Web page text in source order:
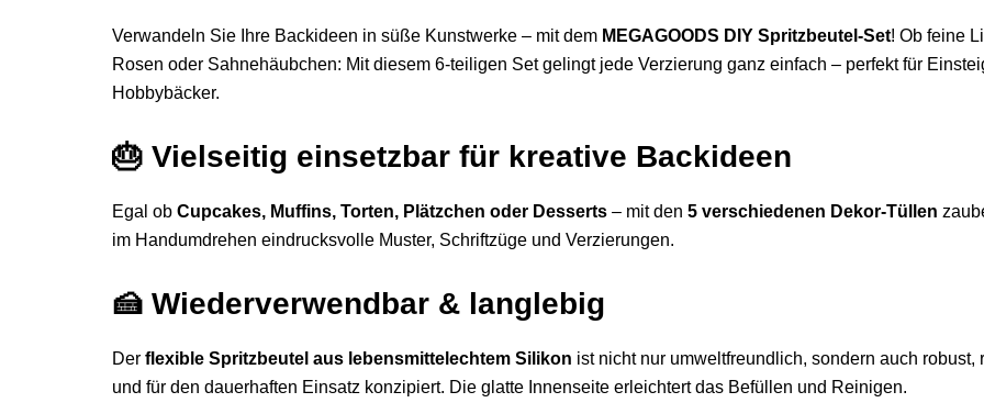
Verwandeln Sie Ihre Backideen in süße Kunstwerke – mit dem MEGAGOODS DIY Spritzbeutel-Set! Ob feine
Rosen oder Sahnehäubchen: Mit diesem 6-teiligen Set gelingt jede Verzierung ganz einfach – perfekt für
Hobbybäcker.
🎂 Vielseitig einsetzbar für kreative Backideen
Egal ob Cupcakes, Muffins, Torten, Plätzchen oder Desserts – mit den 5 verschiedenen Dekor-Tüllen
im Handumdrehen eindrucksvolle Muster, Schriftzüge und Verzierungen.
🍰 Wiederverwendbar & langlebig
Der flexible Spritzbeutel aus lebensmittelechtem Silikon ist nicht nur umweltfreundlich, sondern auch robust,
und für den dauerhaften Einsatz konzipiert. Die glatte Innenseite erleichtert das Befüllen und Reinigen.